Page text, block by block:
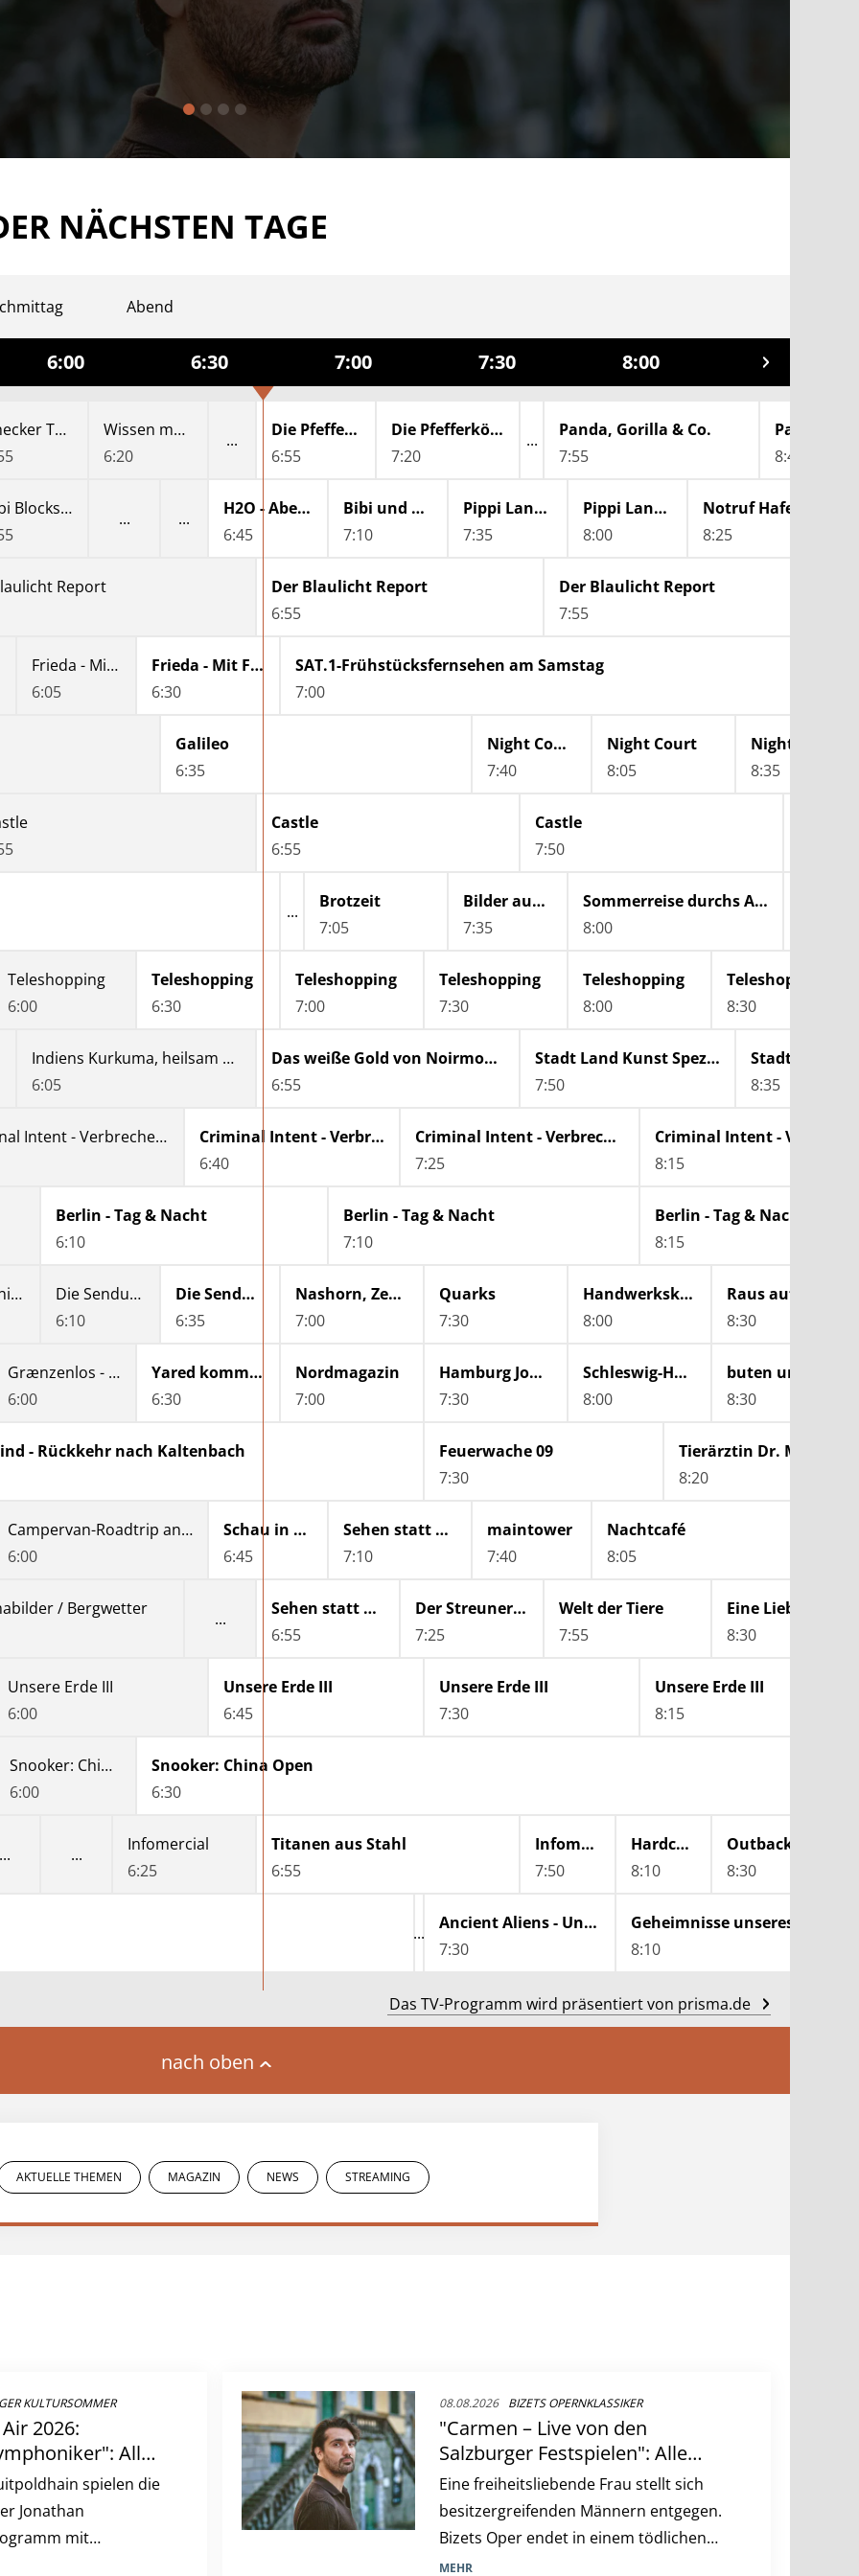
NÄCHSTEN TAGE
Abend
6:00 6:30 7:00 7:30 8:00 8:30
Checker Tobi
Wissen macht Ah! - Beweg dein Ah!
6:20
Die Pfefferkörner
6:55
Die Pfefferkörner
7:20
Panda, Gorilla & Co.
7:55
Panda,
8:40
Bibi Blocksberg
H2O - Abenteuer Meerjungfrau
6:45
Bibi und Tina
7:10
Pippi Langstrumpf
7:35
Pippi Langstrumpf
8:00
Notruf Hafenkante
8:25
Report
Der Blaulicht Report
6:55
Der Blaulicht Report
7:55
Frieda - Mit Feuer und Flamme
6:05
Frieda - Mit Feuer und Flamme
6:30
SAT.1-Frühstücksfernsehen am Samstag
7:00
Galileo
6:35
Night Court
7:40
Night Court
8:05
8:35
Castle
6:55
Castle
7:50
Brotzeit
7:05
Bilder aus Südtirol
7:35
Sommerreise durchs Alpbachtal
8:00
Teleshopping
6:00
Teleshopping
6:30
Teleshopping
7:00
Teleshopping
7:30
Teleshopping
8:00
Teleshopping
8:30
Indiens Kurkuma, heilsam und heilig
6:05
Das weiße Gold von Noirmoutier
6:55
Stadt Land Kunst Spezial
7:50
Stadt Land
8:35
Criminal Intent - Verbrechen im Visier
Criminal Intent - Verbrechen im Visier
6:40
Criminal Intent - Verbrechen im Visier
7:25
8:15
Berlin - Tag & Nacht
6:10
Berlin - Tag & Nacht
7:10
Berlin - Tag & Nacht
8:15
Erlebnisreisen
Die Sendung mit dem Elefanten
6:10
Die Sendung mit der Maus
6:35
Nashorn, Zebra & Co.
7:00
Quarks
7:30
Handwerkskunst!
8:00
Raus aufs Land
8:30
Grænzenlos - Die Sprache der Heimat
6:00
Yared kommt rum
6:30
Nordmagazin
7:00
Hamburg Journal
7:30
Schleswig-Holstein Magazin
8:00
8:30
- Rückkehr nach Kaltenbach
Feuerwache 09
7:30
Tierärztin Dr. Mertens
8:20
Campervan-Roadtrip an der Nordsee bis nach Sylt
6:00
Schau in meine Welt
6:45
Sehen statt Hören
7:10
maintower
7:40
Nachtcafé
8:05
/ Bergwetter
Sehen statt Hören
6:55
Der Streuner - eine Straßenkatze in Paris
7:25
Welt der Tiere
7:55
Eine Liebe in
8:30
Unsere Erde III
6:00
Unsere Erde III
6:45
Unsere Erde III
7:30
Unsere Erde III
8:15
Snooker: China Open
6:00
Snooker: China Open
6:30
Infomercial
6:25
Titanen aus Stahl
6:55
Infomercial
7:50
Hardcore Pawn - Das härteste Pfandhaus Detroits
8:10
Outback
8:30
Ancient Aliens - Unerklärliche Phänomene
7:30
8:10
Das TV-Programm wird präsentiert von prisma.de
nach oben
AKTUELLE THEMEN MAGAZIN NEWS STREAMING
KULTURSOMMER
2026:
Alle
spielen die
Jonathan
mit
Rhythmen und
08.08.2026 BIZETS OPERNKLASSIKER
"Carmen – Live von den
Salzburger Festspielen": Alle
Infos zur ARTE-Oper mit Asmik
Grigorian
Eine freiheitsliebende Frau stellt sich
besitzergreifenden Männern entgegen.
Bizets Oper endet in einem tödlichen
Drama aus Eifersucht.
MEHR